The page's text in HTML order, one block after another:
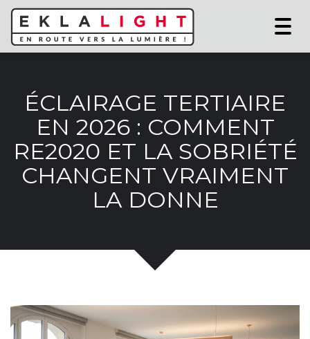
ÉCLAIRAGE TERTIAIRE
EN 2026 : COMMENT
RE2020 ET LA SOBRIÉTÉ
CHANGENT VRAIMENT
LA DONNE